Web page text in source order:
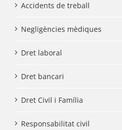
Accidents de treball
Negligències mèdiques
Dret laboral
Dret bancari
Dret Civil i Família
Responsabilitat civil